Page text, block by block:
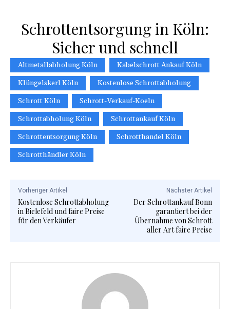
Schrottentsorgung in Köln:
Sicher und schnell
Altmetallabholung Köln
Kabelschrott Ankauf Köln
Klüngelskerl Köln
Kostenlose Schrottabholung
Schrott Köln
Schrott-Verkauf-Koeln
Schrottabholung Köln
Schrottankauf Köln
Schrottentsorgung Köln
Schrotthandel Köln
Schrotthändler Köln
Vorheriger Artikel
Kostenlose Schrottabholung
in Bielefeld und faire Preise
für den Verkäufer
Nächster Artikel
Der Schrottankauf Bonn
garantiert bei der
Übernahme von Schrott
aller Art faire Preise